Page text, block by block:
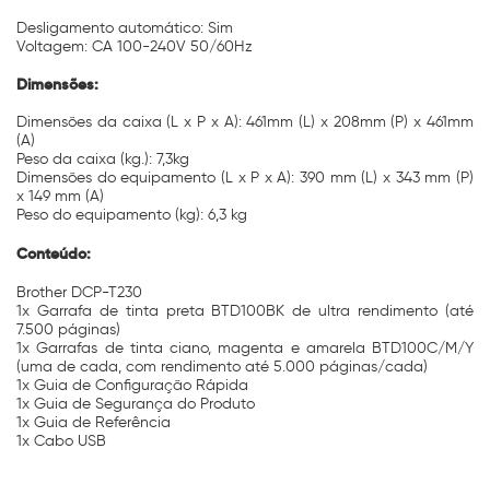
Desligamento automático: Sim
Voltagem: CA 100-240V 50/60Hz
Dimensões:
Dimensões da caixa (L x P x A): 461mm (L) x 208mm (P) x 461mm
(A)
Peso da caixa (kg.): 7,3kg
Dimensões do equipamento (L x P x A): 390 mm (L) x 343 mm (P)
x 149 mm (A)
Peso do equipamento (kg): 6,3 kg
Conteúdo:
Brother DCP-T230
1x Garrafa de tinta preta BTD100BK de ultra rendimento (até
7.500 páginas)
1x Garrafas de tinta ciano, magenta e amarela BTD100C/M/Y
(uma de cada, com rendimento até 5.000 páginas/cada)
1x Guia de Configuração Rápida
1x Guia de Segurança do Produto
1x Guia de Referência
1x Cabo USB